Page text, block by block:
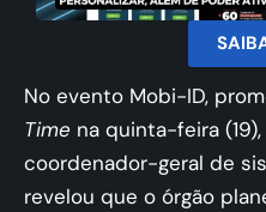
No evento Mobi-ID,
Time na quinta-feira
coordenador-geral de
revelou que o órgão